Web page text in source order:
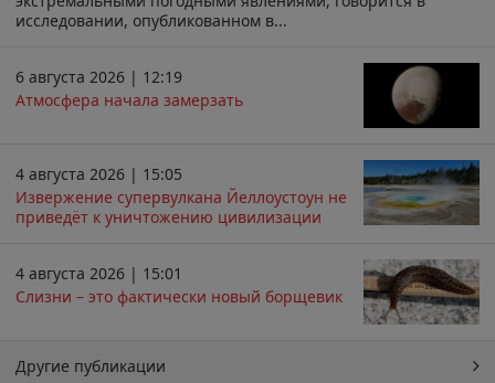
исследовании, опубликованном в...
6 августа 2026 | 12:19
Атмосфера начала замерзать
4 августа 2026 | 15:05
Извержение супервулкана Йеллоустоун не
приведёт к уничтожению цивилизации
4 августа 2026 | 15:01
Слизни – это фактически новый борщевик
Другие публикации